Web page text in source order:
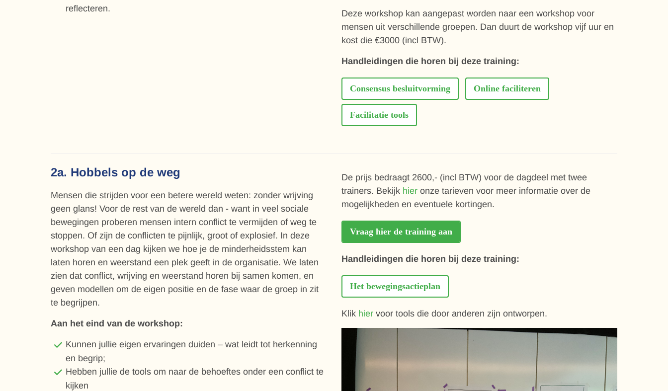
reflecteren.
Deze workshop kan aangepast worden naar een workshop voor
mensen uit verschillende groepen. Dan duurt de workshop vijf uur en
kost die €3000 (incl BTW).
Handleidingen die horen bij deze training:
Consensus besluitvorming Online faciliteren
Facilitatie tools
2a. Hobbels op de weg
Mensen die strijden voor een betere wereld weten: zonder wrijving
geen glans! Voor de rest van de wereld dan - want in veel sociale
bewegingen proberen mensen intern conflict te vermijden of weg te
stoppen. Of zijn de conflicten te pijnlijk, groot of explosief. In deze
workshop van een dag kijken we hoe je de minderheidsstem kan
laten horen en weerstand een plek geeft in de organisatie. We laten
zien dat conflict, wrijving en weerstand horen bij samen komen, en
geven modellen om de eigen positie en de fase waar de groep in zit
te begrijpen.
Aan het eind van de workshop:
Kunnen jullie eigen ervaringen duiden – wat leidt tot herkenning
en begrip;
Hebben jullie de tools om naar de behoeftes onder een conflict te
kijken
De prijs bedraagt 2600,- (incl BTW) voor de dagdeel met twee
trainers. Bekijk hier onze tarieven voor meer informatie over de
mogelijkheden en eventuele kortingen.
Vraag hier de training aan
Handleidingen die horen bij deze training:
Het bewegingsactieplan
Klik hier voor tools die door anderen zijn ontworpen.